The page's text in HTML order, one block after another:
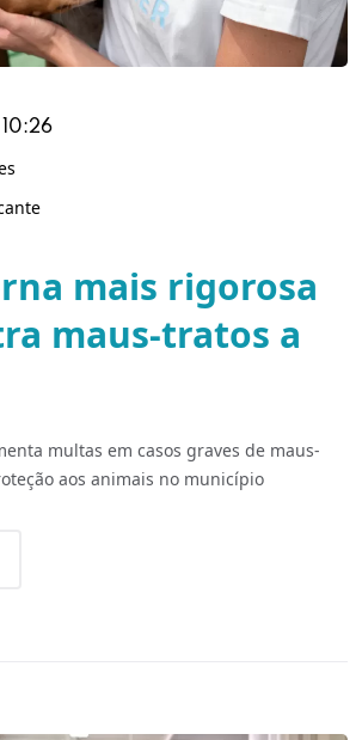
mais rigorosa
maus-tratos a
multas em casos graves de maus-
aos animais no município